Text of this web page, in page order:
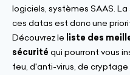
logiciels, systèmes SAAS.
ces datas est donc une
Découvrez le liste des
sécurité qui pourront vous
feu, d'anti-virus, de